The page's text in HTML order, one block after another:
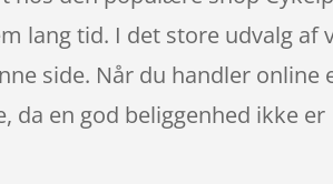
lang tid. I det store udvalg af
side. Når du handler online
da en god beliggenhed ikke er